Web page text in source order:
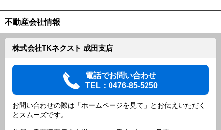
不動産会社情報
株式会社TKネクスト 成田支店
電話でお問い合わせ
TEL：0476-85-5250
お問い合わせの際は「ホームページを見て」とお伝えいただく
とスムーズです。